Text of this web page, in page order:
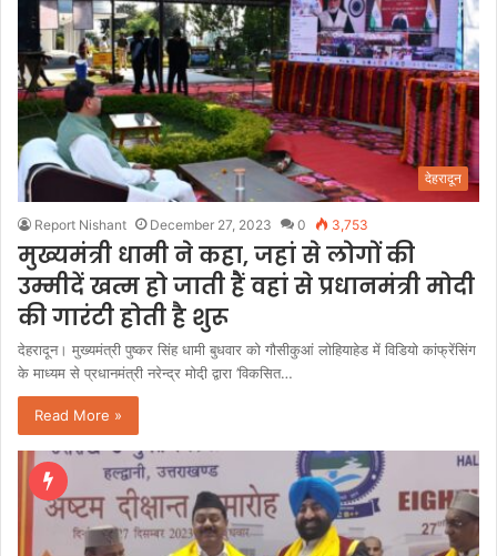
देहरादून
Report Nishant December 27, 2023 0 3,753
मुख्यमंत्री धामी ने कहा, जहां से लोगों की
उम्मीदें खत्म हो जाती हैं वहां से प्रधानमंत्री मोदी
की गारंटी होती है शुरू
देहरादून। मुख्यमंत्री पुष्कर सिंह धामी बुधवार को गौसीकुआं लोहियाहेड में विडियो कांफ्रेंसिंग
के माध्यम से प्रधानमंत्री नरेन्द्र मोदी़ द्वारा ’विकसित…
Read More »